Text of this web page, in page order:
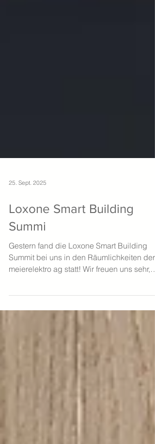
Loxone Smart Building
Summi
Gestern fand die Loxone Smart Building
Summit bei uns in den Räumlichkeiten der
dass wir Gastgeber*innen sein durften,
während Loxone LOXONE spannende
Einblicke in die Welt der Haus- &
Gebäudeautomation gegeben hat. Von
Smart Home bis hin zu Gewerbeprojekten –
die Präsentationen haben gezeigt, wie
vielseitig und zukunftsweisend die
Lösungen sind. Neben den Fachvorträgen
stand auch der Austausch im Mittelpunkt:
Bei Apero & Häppli ha